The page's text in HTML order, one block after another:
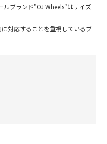
ブランド"OJ Wheels"はサイズ
対応することを重視しているブ